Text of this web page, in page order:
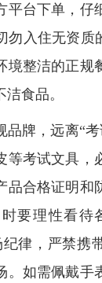
台下单，仔
勿入住无资质
境整洁的正规
食品。
品牌，远离“
等考试文具，
品合格证明和
要理性看待
律，严禁携
。如需佩戴手